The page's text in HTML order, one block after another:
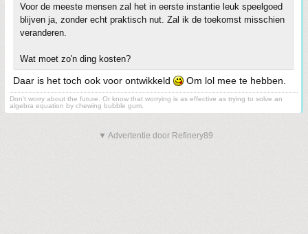
Voor de meeste mensen zal het in eerste instantie leuk speelgoed
blijven ja, zonder echt praktisch nut. Zal ik de toekomst misschien
veranderen.
Wat moet zo'n ding kosten?
Daar is het toch ook voor ontwikkeld Om lol mee te hebben.
Don't worry about the future. Or know that worrying is as effective as trying to solve an
algebra equation by chewing bubble gum.
▼ Advertentie door Refinery89